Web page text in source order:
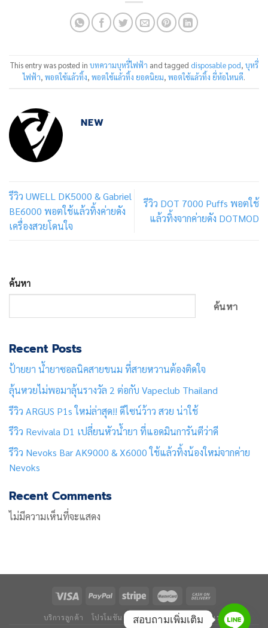
This entry was posted in บทความบุหรี่ไฟฟ้า and tagged disposable pod, บุหรี่
ไฟฟ้า, พอตใช้แล้วทิ้ง, พอตใช้แล้วทิ้ง ยอดนิยม, พอตใช้แล้วทิ้ง ยี่ห้อไหนดี.
NEW
รีวิว UWELL DK5000 & Gabriel
BE6000 พอตใช้แล้วทิ้งค่ายดัง
เครื่องสวยโดนใจ
รีวิว DOT 7000 Puffs พอตใช้
แล้วทิ้งจากค่ายดัง DOTMOD
ค้นหา
ค้นหา
Recent Posts
ป้ายยา น้ำยาซอลนิคสายขนม ที่สายหวานต้องติดใจ
ลุ้นหวยไม่พอมาลุ้นรางวัล 2 ต่อกับ Vapeclub Thailand
รีวิว ARGUS P1s ใหม่ล่าสุด!! ดีไซน์ว้าว สวย น่าใช้
รีวิว Revivala D1 เปลี่ยนหัวน้ำยา ที่แอดมินการันตีว่าดี
รีวิว Nevoks Bar AK9000 & X6000 ใช้แล้วทิ้งน้องใหม่จากค่าย
Nevoks
Recent Comments
ไม่มีความเห็นที่จะแสดง
บริการลูกค้า โปรโมชัน ข่าวและบทความ ติดต่อเรา
สอบถามเพิ่มเติม